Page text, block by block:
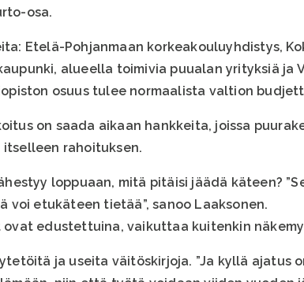
osa.
Etelä-Pohjanmaan korkeakouluyhdistys,
alueella toimivia puualan yrityksiä ja
osuus tulee normaalista valtion
on saada aikaan hankkeita, joissa
rahoituksen.
loppuaan, mitä pitäisi jäädä käteen?
voi etukäteen tietää”, sanoo Laaksonen.
ovat edustettuina, vaikuttaa kuitenkin
ja useita väitöskirjoja. ”Ja kyllä ajatus